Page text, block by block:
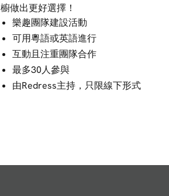
櫥做出更好選擇！
樂趣團隊建設活動
可用粵語或英語進行
互動且注重團隊合作
最多30⼈參與
由Redress主持，只限線下形式